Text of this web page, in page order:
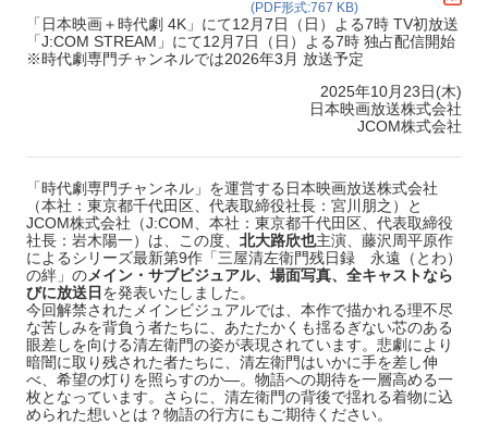
(PDF形式:767 KB)
「日本映画＋時代劇 4K」にて12月7日（日）よる7時 TV初放送
「J:COM STREAM」にて12月7日（日）よる7時 独占配信開始
※時代劇専門チャンネルでは2026年3月 放送予定
2025年10月23日(木)
日本映画放送株式会社
JCOM株式会社
「時代劇専門チャンネル」を運営する日本映画放送株式会社
（本社：東京都千代田区、代表取締役社長：宮川朋之）と
JCOM株式会社（J:COM、本社：東京都千代田区、代表取締役
社長：岩木陽一）は、この度、 北大路欣也主演、藤沢周平原作
によるシリーズ最新第9作「三屋清左衛門残日録 永遠（とわ）
の絆」のメイン・サブビジュアル、場面写真、全キャストなら
びに放送日 を発表いたしました。
今回解禁されたメインビジュアルでは、本作で描かれる理不尽
な苦しみを背負う者たちに、あたたかくも揺るぎない芯のある
眼差しを向ける清左衛門の姿が表現されています。悲劇により
暗闇に取り残された者たちに、清左衛門はいかに手を差し伸
べ、希望の灯りを照らすのか―。物語への期待を一層高める一
枚となっています。さらに、清左衛門の背後で揺れる着物に込
められた想いとは？物語の行方にもご期待ください。